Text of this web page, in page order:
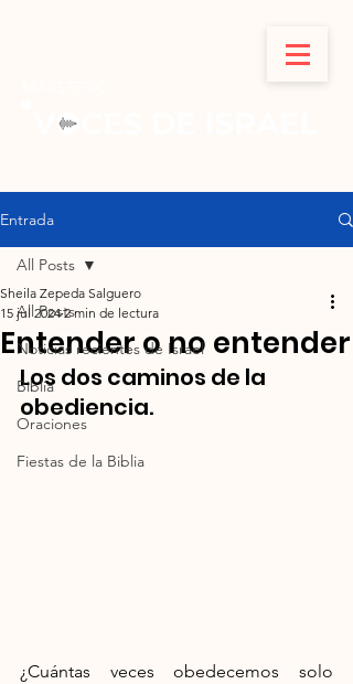
Entrada
All Posts
Noticias recientes de Israel
Biblia
Oraciones
Fiestas de la Biblia
All Posts
Entender o no entender
Sheila Zepeda Salguero
15 jul 2024 2 min de lectura
Los dos caminos de la
obediencia.
¿Cuántas veces obedecemos solo